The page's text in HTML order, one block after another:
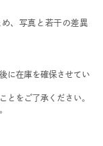
、写真と若干の差異
に在庫を確保させてい
とをご了承ください。